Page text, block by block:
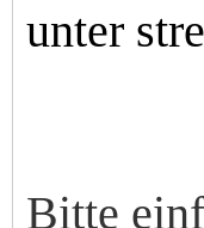
unter
Bitte